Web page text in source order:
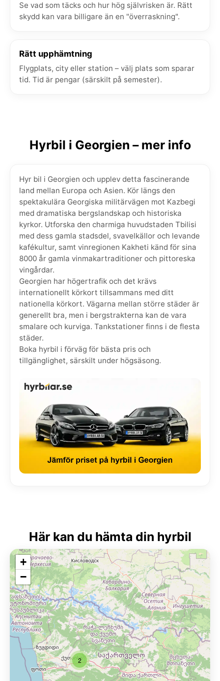
Se vad som täcks och hur hög självrisken är. Rätt
skydd kan vara billigare än en "överraskning".
Rätt upphämtning
Flygplats, city eller station – välj plats som sparar
tid. Tid är pengar (särskilt på semester).
Hyrbil i Georgien – mer info
Hyr bil i Georgien och upplev detta fascinerande
land mellan Europa och Asien. Kör längs den
spektakulära Georgiska militärvägen mot Kazbegi
med dramatiska bergslandskap och historiska
kyrkor. Utforska den charmiga huvudstaden Tbilisi
med dess gamla stadsdel, svavelkällor och levande
kafékultur, samt vinregionen Kakheti känd för sina
8000 år gamla vinmakartraditioner och pittoreska
vingårdar.
Georgien har högertrafik och det krävs
internationellt körkort tillsammans med ditt
nationella körkort. Vägarna mellan större städer är
generellt bra, men i bergstrakterna kan de vara
smalare och kurviga. Tankstationer finns i de flesta
städer.
Boka hyrbil i förväg för bästa pris och
tillgänglighet, särskilt under högsäsong.
Här kan du hämta din hyrbil
2
+
−